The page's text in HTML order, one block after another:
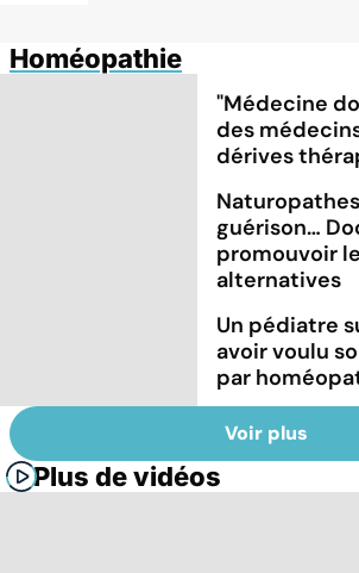
Homéopathie
"Médecine
des
dérives
guérison…
promouvoir
alternatives
Un pédiatre
avoir voulu
par
Voir plus
Plus de vidéos